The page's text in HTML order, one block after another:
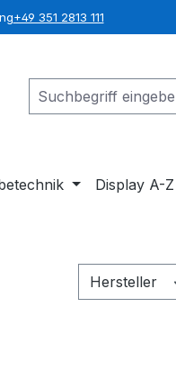
+49 351 2813 111
Display A-Z
Hersteller